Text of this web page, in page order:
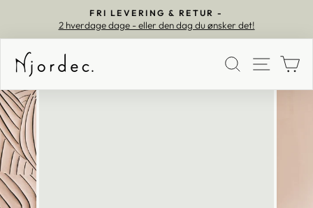
Pause
FRI LEVERING & RETUR -
2 hverdage dage - eller den dag du ønsker det!
SØG